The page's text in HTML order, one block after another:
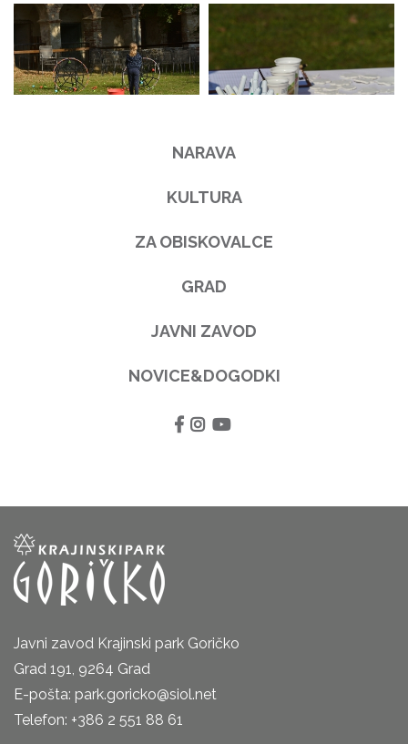
NARAVA
KULTURA
ZA OBISKOVALCE
GRAD
JAVNI ZAVOD
NOVICE&DOGODKI
Javni zavod Krajinski park Goričko
Grad 191, 9264 Grad
E-pošta: park.goricko@siol.net
Telefon: +386 2 551 88 61